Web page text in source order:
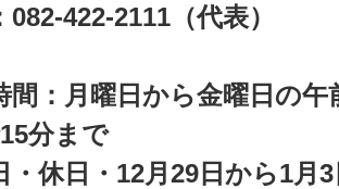
082-422-2111（代表）
間：月曜日から金曜日の午
分まで
・休日・12月29日から1月